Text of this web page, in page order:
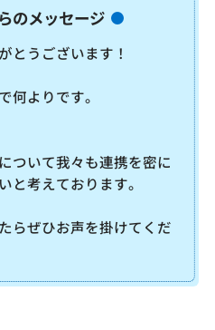
のメッセージ
とうございます！
何よりです。
ついて我々も連携を密に
と考えております。
らぜひお声を掛けてくだ